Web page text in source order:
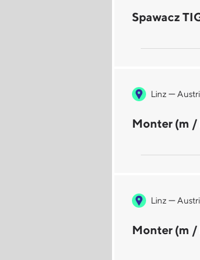
Spawacz
Linz—
Monter (m /
Linz—
Monter (m /